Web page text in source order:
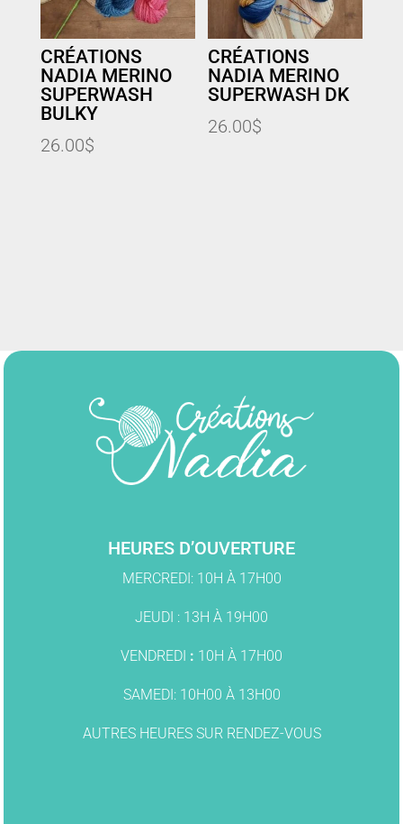
CRÉATIONS
NADIA MERINO
SUPERWASH
BULKY
26.00$
CRÉATIONS
NADIA MERINO
SUPERWASH DK
26.00$
HEURES D’OUVERTURE
MERCREDI: 10H À 17H00
JEUDI : 13H À 19H00
VENDREDI : 10H À 17H00
SAMEDI: 10H00 À 13H00
AUTRES HEURES SUR RENDEZ-VOUS